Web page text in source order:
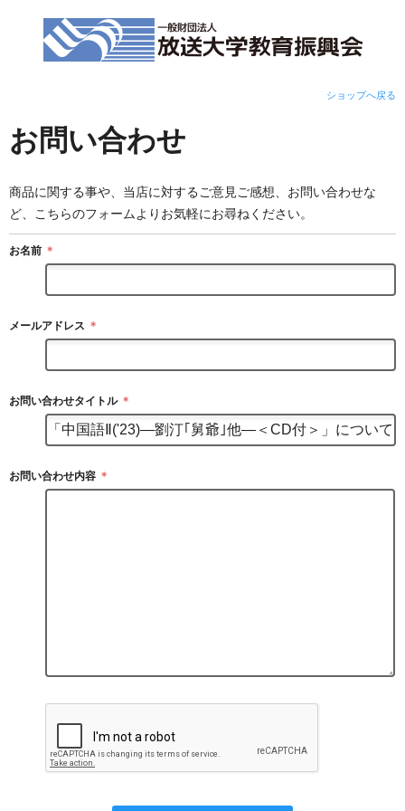
ショップへ戻る
お問い合わせ
商品に関する事や、当店に対するご意見ご感想、お問い合わせな
ど、こちらのフォームよりお気軽にお尋ねください。
お名前 ＊
メールアドレス ＊
お問い合わせタイトル ＊
お問い合わせ内容 ＊